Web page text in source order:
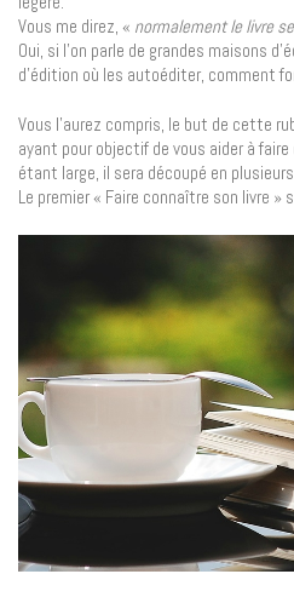
Vous me direz, « normalement le livre
Oui, si l’on parle de grandes maisons
d’édition où les autoéditer, comment
Vous l’aurez compris, le but de cette
ayant pour objectif de vous aider à
étant large, il sera découpé en
Le premier « Faire connaître son livre »